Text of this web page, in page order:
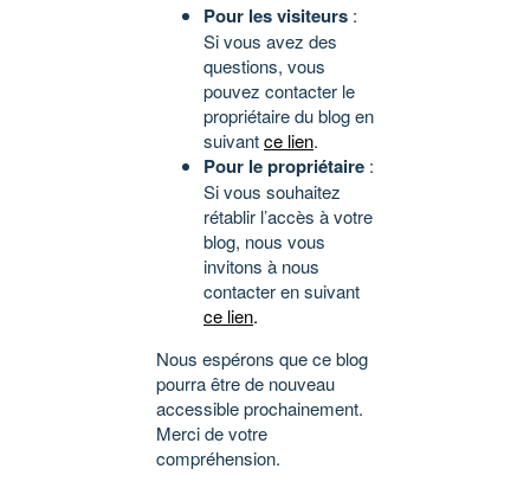
Pour les visiteurs :
Si vous avez des
questions, vous
pouvez contacter le
propriétaire du blog en
suivantce lien.
Pour le propriétaire :
Si vous souhaitez
rétablir l’accès à votre
blog, nous vous
invitons à nous
contacter en suivant
ce lien.
Nous espérons que ce blog
pourra être de nouveau
accessible prochainement.
Merci de votre
compréhension.